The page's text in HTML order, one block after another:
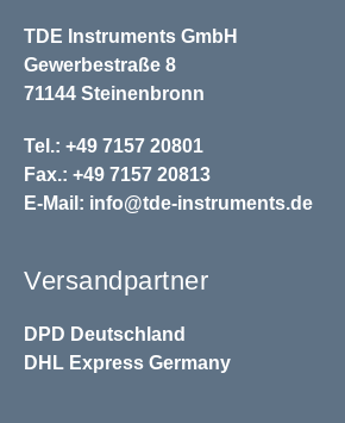
TDE Instruments GmbH
Gewerbestraße 8
71144 Steinenbronn
Tel.: +49 7157 20801
Fax.: +49 7157 20813
E-Mail: info@tde-instruments.de
Versandpartner
DPD Deutschland
DHL Express Germany